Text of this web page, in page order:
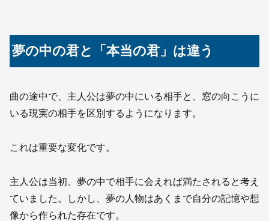
夢の中の君と「本当の君」は違う
曲の途中で、主人公は夢の中にいる相手と、窓の向こうに
いる現実の相手を区別するようになります。
これは重要な変化です。
主人公は当初、夢の中で相手に会えれば満たされると考え
ていました。しかし、夢の人物はあくまで自分の記憶や想
像から作られた存在です。